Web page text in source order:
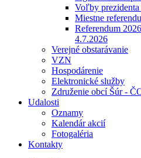
Voľby prezidenta
Miestne
Referendum
4.7.2026
Verejné obstarávanie
VZN
Hospodárenie
Elektronické služby
Združenie obcí Šúr -
Udalosti
Oznamy
Kalendár akcií
Fotogaléria
Kontakty